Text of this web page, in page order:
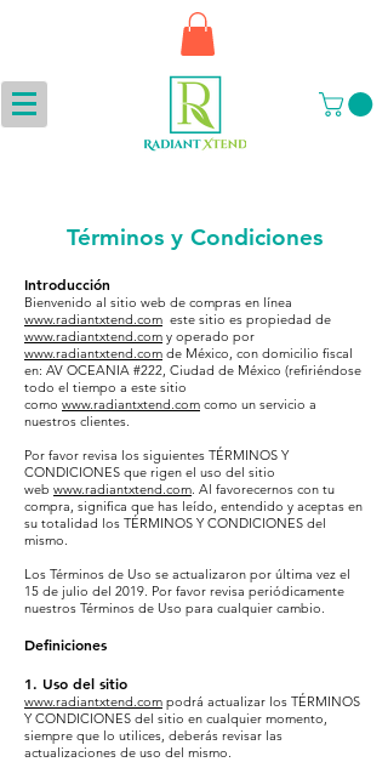
Términos y Condiciones
Introducción
Bienvenido al sitio web de compras en línea
www.radiantxtend.com este sitio es propiedad de
www.radiantxtend.com y operado por
www.radiantxtend.com de México, con domicilio fiscal
en: AV OCEANIA #222, Ciudad de México (refiriéndose
todo el tiempo a este sitio
como www.radiantxtend.com como un servicio a
nuestros clientes.
Por favor revisa los siguientes TÉRMINOS Y
CONDICIONES que rigen el uso del sitio
web www.radiantxtend.com. Al favorecernos con tu
compra, significa que has leído, entendido y aceptas en
su totalidad los TÉRMINOS Y CONDICIONES del
mismo.
Los Términos de Uso se actualizaron por última vez el
15 de julio del 2019. Por favor revisa periódicamente
nuestros Términos de Uso para cualquier cambio.
Definiciones
1. Uso del sitio
www.radiantxtend.com podrá actualizar los TÉRMINOS
Y CONDICIONES del sitio en cualquier momento,
siempre que lo utilices, deberás revisar las
actualizaciones de uso del mismo.